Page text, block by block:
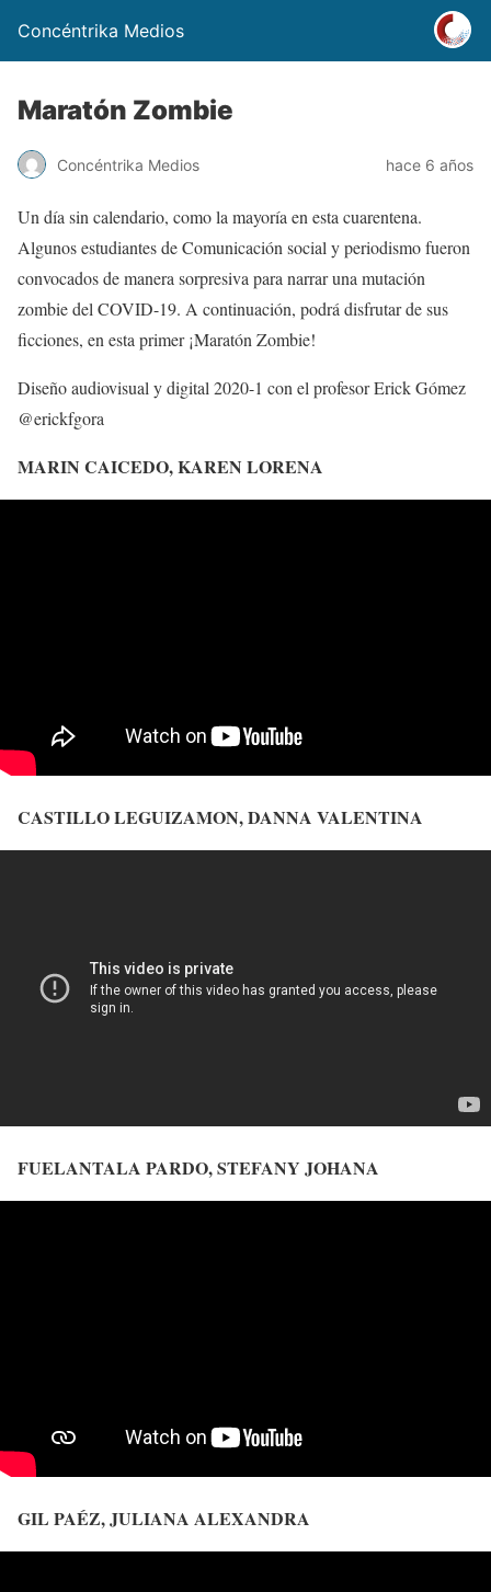
Concéntrika Medios
Maratón Zombie
Concéntrika Medios hace 6 años
Un día sin calendario, como la mayoría en esta cuarentena.
Algunos estudiantes de Comunicación social y periodismo fueron
convocados de manera sorpresiva para narrar una mutación
zombie del COVID-19. A continuación, podrá disfrutar de sus
ficciones, en esta primer ¡Maratón Zombie!
Diseño audiovisual y digital 2020-1 con el profesor Erick Gómez
@erickfgora
MARIN CAICEDO, KAREN LORENA
CASTILLO LEGUIZAMON, DANNA VALENTINA
FUELANTALA PARDO, STEFANY JOHANA
GIL PAÉZ, JULIANA ALEXANDRA